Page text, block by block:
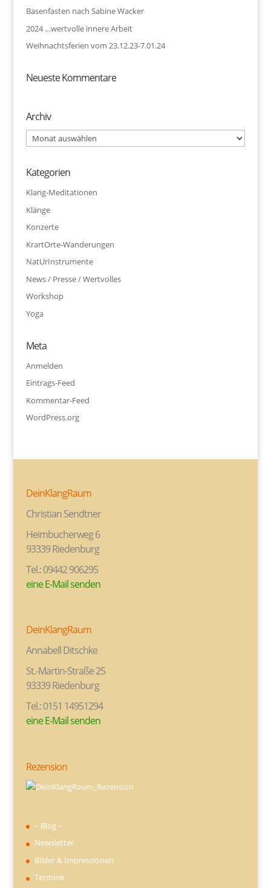
Basenfasten nach Sabine Wacker
2024 …wertvolle innere Arbeit
Weihnachtsferien vom 23.12.23-7.01.24
Neueste Kommentare
Archiv
Archiv
Kategorien
Klang-Meditationen
Klänge
Konzerte
KrartOrte-Wanderungen
NatUrInstrumente
News / Presse / Wertvolles
Workshop
Yoga
Meta
Anmelden
Eintrags-Feed
Kommentar-Feed
WordPress.org
DeinKlangRaum
Christian Sendtner
Heimbucherweg 6
93339 Riedenburg
Tel.: 09442 906295
eine E-Mail senden
DeinKlangRaum
Annabell Ditschke
St.-Martin-Straße 25
93339 Riedenburg
Tel.: 0151 14951294
eine E-Mail senden
Rezension
– Blog –
Newsletter
Bilder & Impressionen
Termine